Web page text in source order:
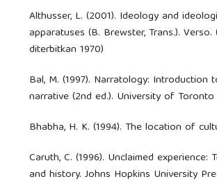
Althusser, L. (2001). Ideology and
apparatuses (B. Brewster, Trans.). Verso.
diterbitkan 1970)
Bal, M. (1997). Narratology:
narrative (2nd ed.). University of Toronto
Bhabha, H. K. (1994). The location of
Caruth, C. (1996). Unclaimed experience:
and history. Johns Hopkins University